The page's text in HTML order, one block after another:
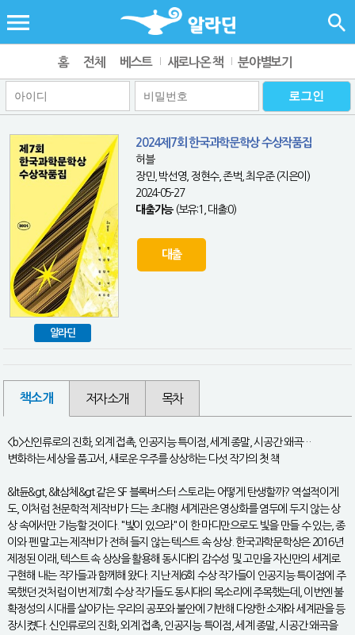
홈 전체 베스트 새로나온 책 분야별보기
알라딘
2024제7회 한국과학문학상 수상작품집
허블
장민, 박선영, 정현수, 존벅, 최우준 (지은이)
2024-05-27
대출가능(보유:1, 대출:0)
대출
책소개 저자소개 목차
<b>신인류로의 진화, 외계 접촉, 인공지능 특이점, 세계 종말, 시공간 왜곡…
변화하는 세상을 품고서, 새로운 우주를 상상하는 다섯 작가의 첫 책
&lt듄&gt, &lt삼체&gt 같은 SF 블록버스터 스토리는 어떻게 탄생할까? 역설적이게
도, 이처럼 천문학적 제작비가 드는 초대형 세계관은 영상화를 염두에 두지 않는 상
상 속에서만 가능할 것이다. "빛이 있으라" 이 한 마디만으로도 빛을 만들 수 있는, 종
이와 펜 말고는 제작비가 전혀 들지 않는 텍스트 속 상상. 한국과학문학상은 2016년
제정된 이래, 텍스트 속 상상을 활용해 동시대의 감수성 및 고민을 자신만의 세계로
구현해 내는 작가들과 함께해 왔다. 지난 제6회 수상 작가들이 인공지능 특이점에 주
목했던 것처럼 이번 제7회 수상 작가들도 동시대의 목소리에 주목했는데, 이번엔 불
확정성의 시대를 살아가는 우리의 공포와 불안에 기반해 다양한 소재와 세계관을 등
장시켰다. 신인류로의 진화, 외계 접촉, 인공지능 특이점, 세계 종말, 시공간 왜곡을